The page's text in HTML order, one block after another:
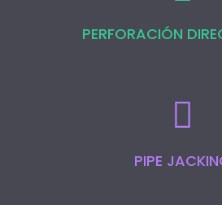
PERFORACIÓN
PIPE